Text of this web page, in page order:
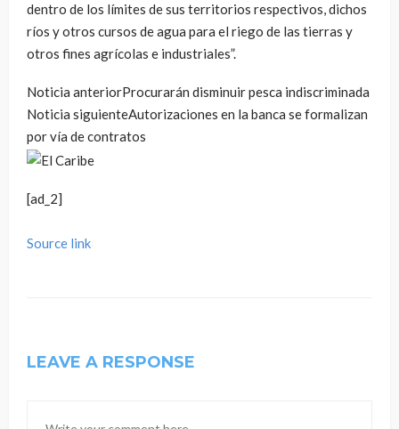
dentro de los límites de sus territorios respectivos, dichos
ríos y otros cursos de agua para el riego de las tierras y
otros fines agrícolas e industriales”.
Noticia anteriorProcurarán disminuir pesca indiscriminada
Noticia siguienteAutorizaciones en la banca se formalizan
por vía de contratos
[ad_2]
Source link
LEAVE A RESPONSE